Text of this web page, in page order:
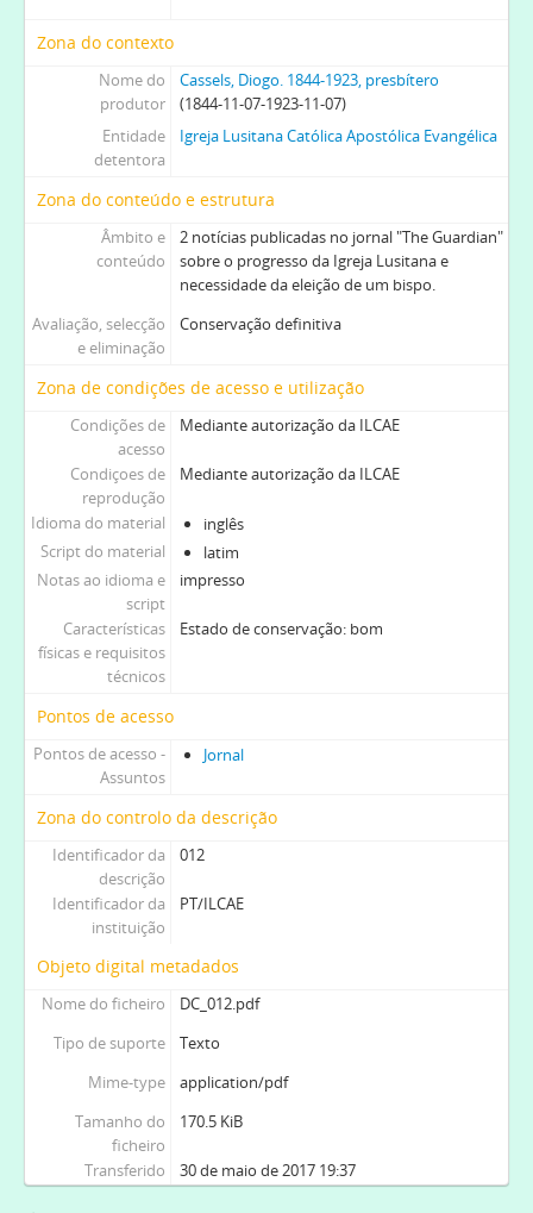
Zona do contexto
Nome do
produtor
Cassels, Diogo. 1844-1923, presbítero
(1844-11-07-1923-11-07)
Entidade
detentora
Igreja Lusitana Católica Apostólica Evangélica
Zona do conteúdo e estrutura
Âmbito e
conteúdo
2 notícias publicadas no jornal "The Guardian"
sobre o progresso da Igreja Lusitana e
necessidade da eleição de um bispo.
Avaliação, selecção
e eliminação
Conservação definitiva
Zona de condições de acesso e utilização
Condições de
acesso
Mediante autorização da ILCAE
Condiçoes de
reprodução
Mediante autorização da ILCAE
Idioma do material
inglês
Script do material
latim
Notas ao idioma e
script
impresso
Características
físicas e requisitos
técnicos
Estado de conservação: bom
Pontos de acesso
Pontos de acesso -
Assuntos
Jornal
Zona do controlo da descrição
Identificador da
descrição
012
Identificador da
instituição
PT/ILCAE
Objeto digital metadados
Nome do ficheiro
DC_012.pdf
Tipo de suporte
Texto
Mime-type
application/pdf
Tamanho do
ficheiro
170.5 KiB
Transferido 30 de maio de 2017 19:37